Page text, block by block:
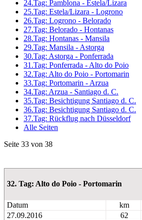
24.Tag: Pamblona - Estela/Lizara
25.Tag: Estela/Lizara - Logrono
26.Tag: Logrono - Belorado
27.Tag: Belorado - Hontanas
28.Tag: Hontanas - Mansila
29.Tag: Mansila - Astorga
30.Tag: Astorga - Ponferrada
31.Tag: Ponferrada - Alto do Poio
32.Tag: Alto do Poio - Portomarin
33.Tag: Portomarin - Arzua
34.Tag: Arzua - Santiago d. C.
35.Tag: Besichtigung Santiago d. C.
36.Tag: Besichtigung Santiago d. C.
37.Tag: Rückflug nach Düsseldorf
Alle Seiten
Seite 33 von 38
32. Tag: Alto do Poio - Portomarin
Datum km
27.09.2016
62